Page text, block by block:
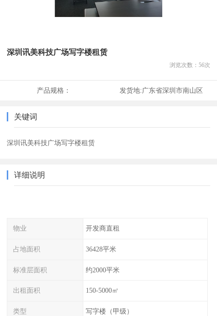
深圳讯美科技广场写字楼租赁
浏览次数： 56次
产品规格： 发货地:广东省深圳市南山区
关键词
深圳讯美科技广场写字楼租赁
详细说明
物业 开发商直租
占地面积 36428平米
标准层面积 约2000平米
出租面积 150-5000㎡
类型 写字楼（甲级）